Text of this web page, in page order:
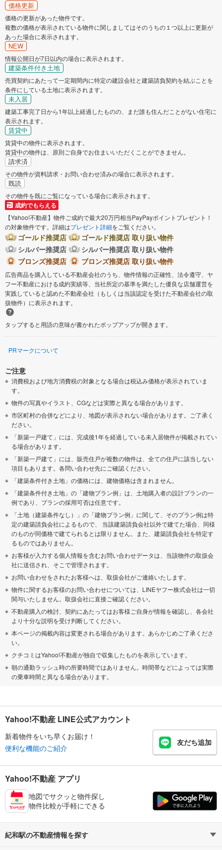
価格更新
価格の更新があった物件です。
複数の価格が表示されている物件に関しましてはそのうちの１つ以上に更新が
あった場合に表示されます。
NEW
情報公開日が7日以内の場合に表示されます。
建築条件付き土地
売買契約にあたって一定期間内に特定の建設会社と建築請負契約を結ぶことを
条件にしている土地に表示されます。
未入居
建築工事完了日から1年以上経過したものの、まだ誰も住んだことがない住宅に
表示されます。
賃貸中
賃貸中の物件に表示されます。
賃貸中の物件は、原則ご自身でお住まいいただくことができません。
請求済
その物件が資料請求・お問い合わせ済みの場合に表示されます。
既読
その物件を既にご覧になっている場合に表示されます。
成約でもらえる
【Yahoo!不動産】物件ご成約で最大20万円相当PayPayポイントプレゼント！
の対象物件です。詳細はプレゼント詳細をご覧ください。
ゴールド推奨店
ゴールド推奨店 取り扱い物件
シルバー推奨店
シルバー推奨店 取り扱い物件
ブロンズ推奨店
ブロンズ推奨店 取り扱い物件
広告商品を購入している不動産会社のうち、物件情報の正確性、法令遵守、ヤ
フー不動産における成約実績等、当社所定の基準を満たした優良な店舗運営を
実践していると認めた不動産会社（もしくは当該認定を受けた不動産会社の取
扱物件）に表示されます。
タップすると用語の意味が書かれたポップアップが開きます。
PRマークについて
ご注意
消費税および地方消費税の対象となる場合は税込み価格が表示されていま
す。
物件の写真やイラスト、CGなどは実際と異なる場合があります。
市区町村の合併などにより、地図が表示されない場合があります。ご了承く
ださい。
「新築一戸建て」には、完成後1年を経過している未入居物件が掲載されてい
る場合があります。
「新築一戸建て」には、販売住戸が複数の物件は、全ての住戸に該当しない
項目もあります。各問い合わせ先にご確認ください。
「建築条件付き土地」の価格には、建物価格は含まれません。
「建築条件付き土地」の「建物プラン例」は、土地購入者の設計プランの一
例であり、プランの採用可否は任意です。
「土地（建築条件なし）」の「建物プラン例」に関して、そのプラン例は特
定の建築請負会社によるもので、 当該建築請負会社以外で建てた場合、同様
のものが同価格で建てられるとは限りません。また、建築請負会社を特定す
るものではありません。
お客様が入力する個人情報を含むお問い合わせデータは、当該物件の取扱会
社に送信され、そこで管理されます。
お問い合わせをされたお客様へは、取扱会社がご連絡いたします。
物件に関するお客様のお問い合わせについては、LINEヤフー株式会社は一切
関与いたしません。取扱会社に直接ご確認ください。
不動産購入の検討、契約にあたってはお客様ご自身が情報を確認し、各会社
より十分な説明を受け判断してください。
本ページの掲載内容は変更される場合があります。あらかじめご了承くださ
い。
クチコミはYahoo!不動産が独自で収集したものを表示しています。
朝の通勤ラッシュ時の所要時間ではありません。時間帯などによっては実際
の乗車時間と異なる場合があります。
Yahoo!不動産 LINE公式アカウント
新着物件をいち早くお届け！
便利な機能のご紹介
友だち追加
Yahoo!不動産 アプリ
地図でサクッと物件探し
物件比較が手軽にできる
紀和駅の不動産情報を探す